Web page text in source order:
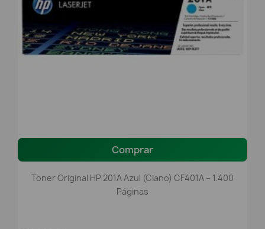
Comprar
Toner Original HP 201A Azul (Ciano) CF401A – 1.400
Páginas